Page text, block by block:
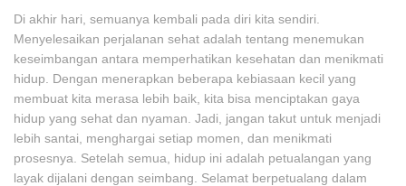
Di akhir hari, semuanya kembali pada diri kita sendiri.
Menyelesaikan perjalanan sehat adalah tentang menemukan
keseimbangan antara memperhatikan kesehatan dan menikmati
hidup. Dengan menerapkan beberapa kebiasaan kecil yang
membuat kita merasa lebih baik, kita bisa menciptakan gaya
hidup yang sehat dan nyaman. Jadi, jangan takut untuk menjadi
lebih santai, menghargai setiap momen, dan menikmati
prosesnya. Setelah semua, hidup ini adalah petualangan yang
layak dijalani dengan seimbang. Selamat berpetualang dalam